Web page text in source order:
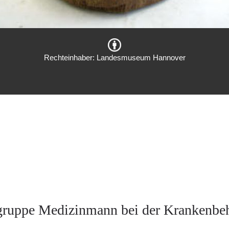
Rechteinhaber: Landesmuseum Hannover
Medizinmann bei der